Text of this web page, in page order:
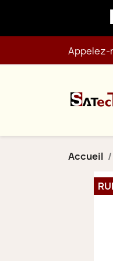
Appelez-
Accueil